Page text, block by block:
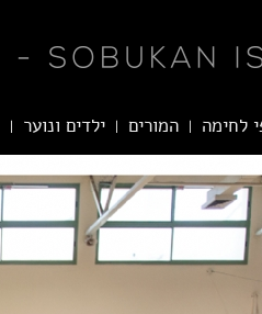
לחימה המורים ילדים ונוער